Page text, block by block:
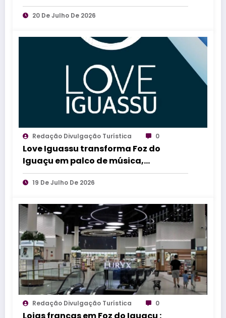
20 De Julho De 2026
Redação Divulgação Turística 0
Love Iguassu transforma Foz do
Iguaçu em palco de música,
diversidade, magia e experiências
inesquecíveis
19 De Julho De 2026
Redação Divulgação Turística 0
Lojas francas em Foz do Iguaçu :